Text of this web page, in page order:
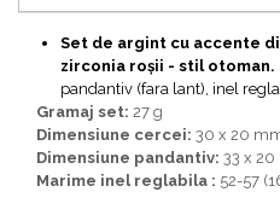
Bijuterii turmaline
Bijuterii morganit
Set de argint cu accente
zirconia roșii - stil otoman.
pandantiv (fara lant), inel
Gramaj set: 27 g
Dimensiune cercei: 30 x 20
Dimensiune pandantiv: 33 x 20
Marime inel reglabila : 52-57